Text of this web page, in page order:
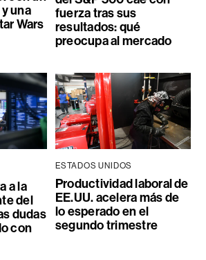
una
Wars
fuerza tras sus
resultados: qué
preocupa al mercado
a la
del
dudas
con
ESTADOS UNIDOS
Productividad laboral de
EE.UU. acelera más de
lo esperado en el
segundo trimestre